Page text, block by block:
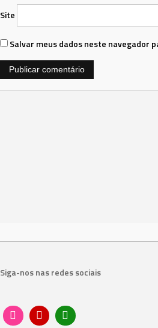
Site
Salvar meus dados neste navegador
Siga-nos nas redes sociais